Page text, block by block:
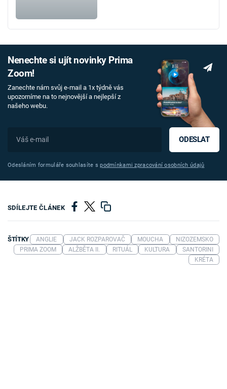
Nenechte si ujít novinky Prima
Zoom!
Zanechte nám svůj e-mail a 1x týdně vás
upozorníme na to nejnovější a nejlepší z
našeho webu.
ODESLAT
Odesláním formuláře souhlasíte spodmínkami zpracování osobních údajů
SDÍLEJTE ČLÁNEK
ŠTÍTKY ANGLIE JACK ROZPAROVAČ MOUCHA
NIZOZEMSKO
PRIMA ZOOM
ALŽBĚTA II. RITUÁL KULTURA
SANTORINI
KRÉTA